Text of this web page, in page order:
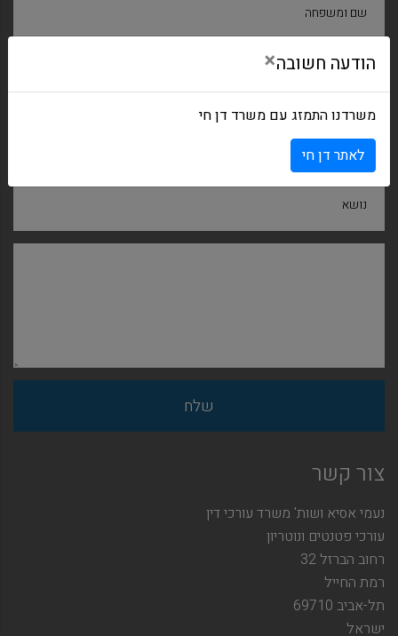
צור קשר
נעמי אסיא ושות' משרד עורכי דין
עורכי פטנטים ונוטריון
רחוב הברזל 32
רמת החייל
תל-אביב 69710
ישראל
שם ומשפחה
דואר אלקטרוני
נושא
הודעה חשובה×
משרדנו התמזג עם משרד דן חי
לאתר דן חי